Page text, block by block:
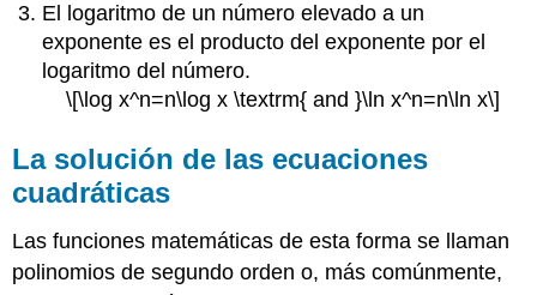
El logaritmo de un número elevado a un
exponente es el producto del exponente por el
logaritmo del número.
\[\log x^n=n\log x \textrm{ and }\ln x^n=n\ln x\]
La solución de las ecuaciones
cuadráticas
Las funciones matemáticas de esta forma se llaman
polinomios de segundo orden o, más comúnmente,